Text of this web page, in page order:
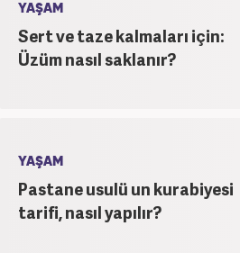
YAŞAM
Sert ve taze kalmaları için:
Üzüm nasıl saklanır?
YAŞAM
Pastane usulü un kurabiyesi
tarifi, nasıl yapılır?